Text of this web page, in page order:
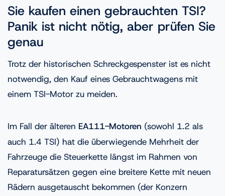
Sie kaufen einen gebrauchten TSI?
Panik ist nicht nötig, aber prüfen Sie
genau
Trotz der historischen Schreckgespenster ist es nicht
notwendig, den Kauf eines Gebrauchtwagens mit
einem TSI-Motor zu meiden.
Im Fall der älteren EA111-Motoren (sowohl 1.2 als
auch 1.4 TSI) hat die überwiegende Mehrheit der
Fahrzeuge die Steuerkette längst im Rahmen von
Reparatursätzen gegen eine breitere Kette mit neuen
Rädern ausgetauscht bekommen (der Konzern